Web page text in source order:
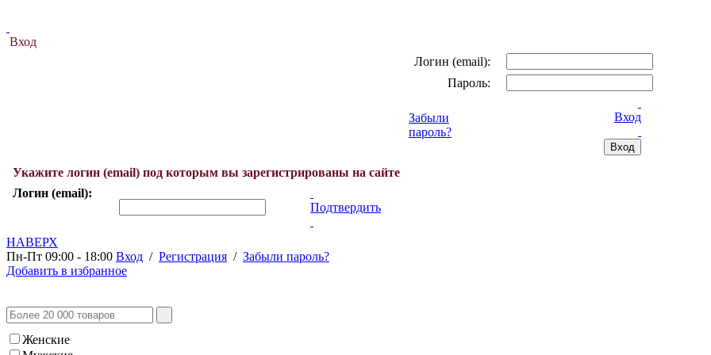
Вход
Логин (email):
Пароль:
Забыли
пароль?
Вход
Укажите логин (email) под которым вы зарегистрированы на сайте
Логин (email):
Подтвердить
НАВЕРХ
Пн-Пт 09:00 - 18:00 Вход / Регистрация / Забыли пароль?
Добавить в избранное
Женские